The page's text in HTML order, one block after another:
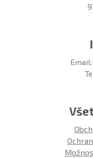
Email: